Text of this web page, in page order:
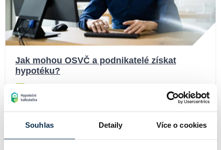
Souhlas Detaily Více o cookies
Jak mohou OSVČ a podnikatelé získat
hypotéku?